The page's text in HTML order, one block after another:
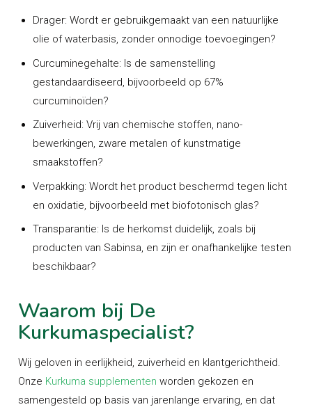
Drager: Wordt er gebruikgemaakt van een natuurlijke
olie of waterbasis, zonder onnodige toevoegingen?
Curcuminegehalte: Is de samenstelling
gestandaardiseerd, bijvoorbeeld op 67%
curcuminoïden?
Zuiverheid: Vrij van chemische stoffen, nano-
bewerkingen, zware metalen of kunstmatige
smaakstoffen?
Verpakking: Wordt het product beschermd tegen licht
en oxidatie, bijvoorbeeld met biofotonisch glas?
Transparantie: Is de herkomst duidelijk, zoals bij
producten van Sabinsa, en zijn er onafhankelijke testen
beschikbaar?
Waarom bij De
Kurkumaspecialist?
Wij geloven in eerlijkheid, zuiverheid en klantgerichtheid.
Onze Kurkuma supplementen worden gekozen en
samengesteld op basis van jarenlange ervaring, en dat